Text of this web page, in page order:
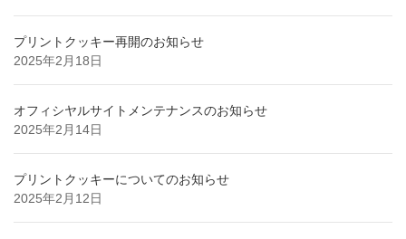
プリントクッキー再開のお知らせ
2025年2月18日
オフィシヤルサイトメンテナンスのお知らせ
2025年2月14日
プリントクッキーについてのお知らせ
2025年2月12日